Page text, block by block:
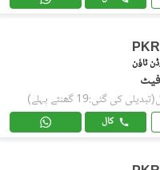
PKR
(تبدیلی کی گئی:19 گھنٹے پہلے)
کال